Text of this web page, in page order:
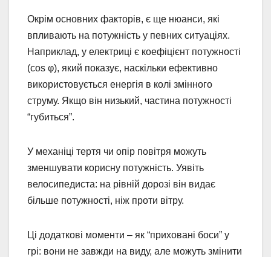
Окрім основних факторів, є ще нюанси, які
впливають на потужність у певних ситуаціях.
Наприклад, у електриці є коефіцієнт потужності
(cos φ), який показує, наскільки ефективно
використовується енергія в колі змінного
струму. Якщо він низький, частина потужності
“губиться”.
У механіці тертя чи опір повітря можуть
зменшувати корисну потужність. Уявіть
велосипедиста: на рівній дорозі він видає
більше потужності, ніж проти вітру.
Ці додаткові моменти – як “приховані боси” у
грі: вони не завжди на виду, але можуть змінити